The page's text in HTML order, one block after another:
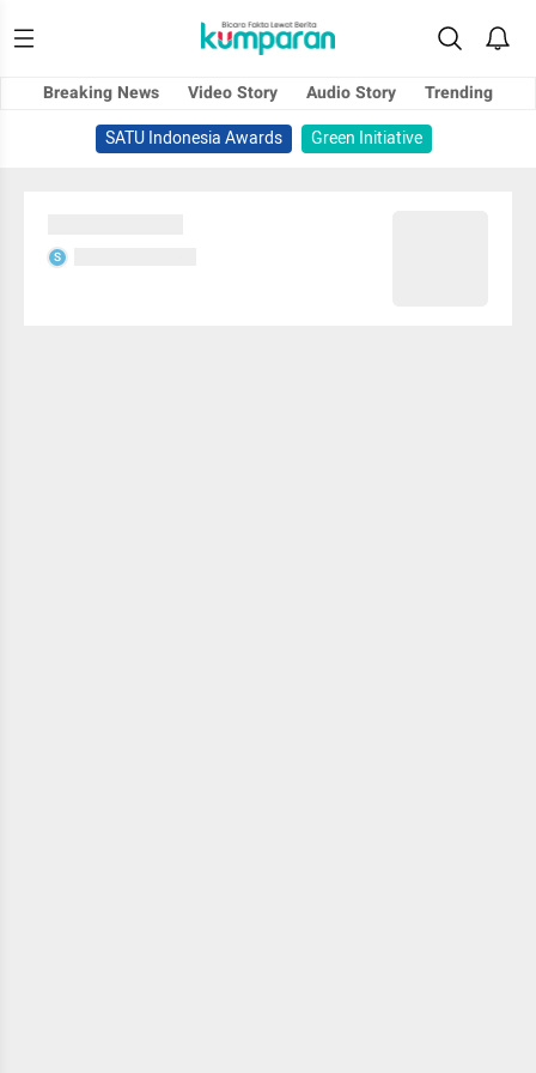
Breaking News Video Story Audio Story
Trending
SATU Indonesia Awards
Green Initiative
S